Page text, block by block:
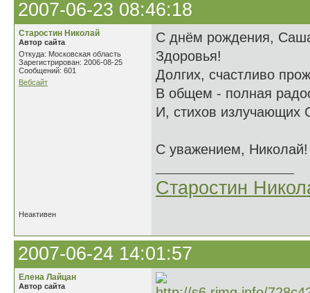
2007-06-23 08:46:18
Старостин Николай
Автор сайта
Откуда: Московская область
Зарегистрирован: 2006-08-25
Сообщений: 601
Вебсайт
С днём рождения,
Здоровья!
Долгих, счастливо
В общем - полная
И, стихов излучающих
С уважением, Николай!
Старостин
Неактивен
2007-06-24 14:01:57
Елена Лайцан
Автор сайта